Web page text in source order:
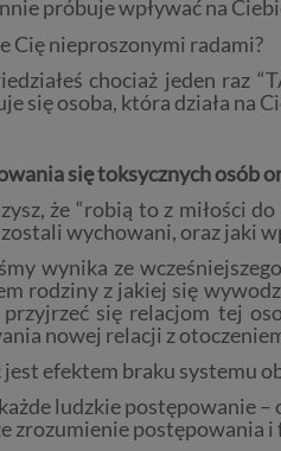
próbuje wpływać na
Cię nieproszonymi radami?
chociaż jeden raz
się osoba, która działa na
się toksycznych osób
że “robią to z miłości
wychowani, oraz jaki
wynika ze
rodziny z jakiej się
się relacjom tej
nowej relacji z
jest efektem braku systemu
ludzkie postępowanie
zrozumienie postępowania
Czym
Dane
takimi
storage)
kilka